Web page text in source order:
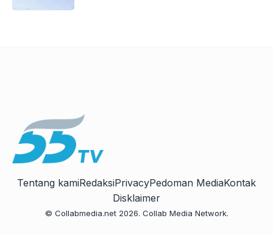
Tentang kamiRedaksiPrivacyPedoman MediaKontak
Disklaimer
© Collabmedia.net 2026. Collab Media Network.